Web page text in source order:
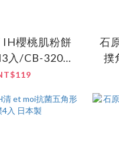
IH櫻桃肌粉餅
入/CB-3204
本製
石
撲